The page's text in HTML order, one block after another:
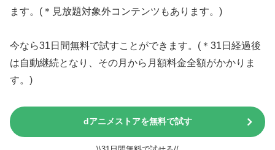
ます。(＊見放題対象外コンテンツもあります。)
今なら31日間無料で試すことができます。(＊31日経過後
は自動継続となり、その月から月額料金全額がかかりま
す。)
dアニメストアを無料で試す